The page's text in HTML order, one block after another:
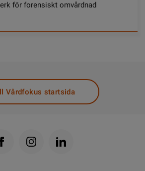
för forensiskt omvårdnad
Vårdfokus startsida